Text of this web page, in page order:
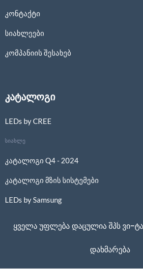
კონტაქტი
სიახლეები
კომპანიის შესახებ
კატალოგი
LEDs by CREE
სიახლე
კატალოგი Q4 - 2024
კატალოგი მზის სისტემები
LEDs by Samsung
ყველა უფლება დაცულია შპს ვი-
დახმარება